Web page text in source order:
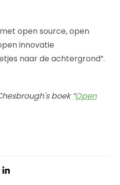
open source, open
innovatie
naar de achtergrond”.
boek “Open